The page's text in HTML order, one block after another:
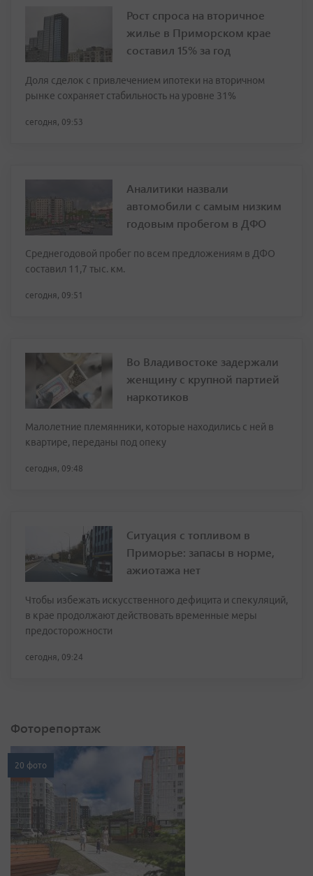
Рост спроса на вторичное
жилье в Приморском крае
составил 15% за год
Доля сделок с привлечением ипотеки на вторичном
рынке сохраняет стабильность на уровне 31%
сегодня, 09:53
Аналитики назвали
автомобили с самым низким
годовым пробегом в ДФО
Среднегодовой пробег по всем предложениям в ДФО
составил 11,7 тыс. км.
сегодня, 09:51
Во Владивостоке задержали
женщину с крупной партией
наркотиков
Малолетние племянники, которые находились с ней в
квартире, переданы под опеку
сегодня, 09:48
Ситуация с топливом в
Приморье: запасы в норме,
ажиотажа нет
Чтобы избежать искусственного дефицита и спекуляций,
в крае продолжают действовать временные меры
предосторожности
сегодня, 09:24
Фоторепортаж
20 фото